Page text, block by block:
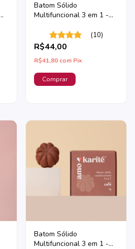
Batom Sólido
Multifuncional 3 em 1 -
(10)
R$44,00
R$41,80 com Pix
Batom Sólido
Multifuncional 3 em 1 -